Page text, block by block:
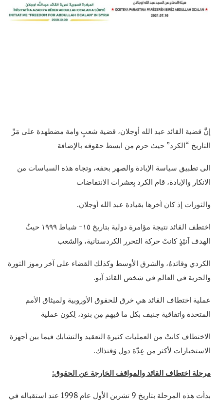
إنَّ قضية القائد عبد الله أوجلان، قضية شعبٍ وامة مضطهدة على مَرِّ
التاريخ “الكرد” حيث حرم من ابسط حقوقه بالإضافة
الى تطبيق سياسة الإبادة والصهر بحقه، وتجاه هذه السياسات من
الانكار والإبادة، قام الكرد بِعشرات الانتفاضات
والثورات إذ كان أخرها بقيادة عبد الله أوجلان.
اختطف القائد نتيجة مؤامرة دولية بتاريخ ١٥- شباط ١٩٩٩ حيثُ
الهدف آنئِذٍ كانتْ حركة التحرر الكردستانية، والشعب
الكردي وقائدهُ، والشرق الأوسط وكذلك القضاء على آخر رموز الثورة
والحرية في العالم في شخص القائد آبو.
عملية اختطاف القائد هي خرق للحقوق الأوروبية ولميثاق الأمم
المتحدة واتفاقية جنيف بكل ما فيهم مِن بنود، لِكون عملية
الاختطاف كانتْ من العمليات كثيرة التعقيد والتشابك فيما بين أجهزة
الاستخبارات لأكثر من عِدّة دول وَقتذاك.
مرحلة اختطاف القائد والمواقف الخارجة عن الحقوق:
بدأت هذه المرحلة بتاريخ 9 تشرين الأول عام 1998 عند استقباله في